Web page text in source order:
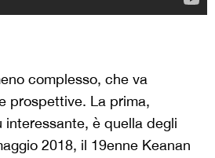
complesso, che va
prospettive. La prima,
è quella degli
2018, il 19enne Keanan